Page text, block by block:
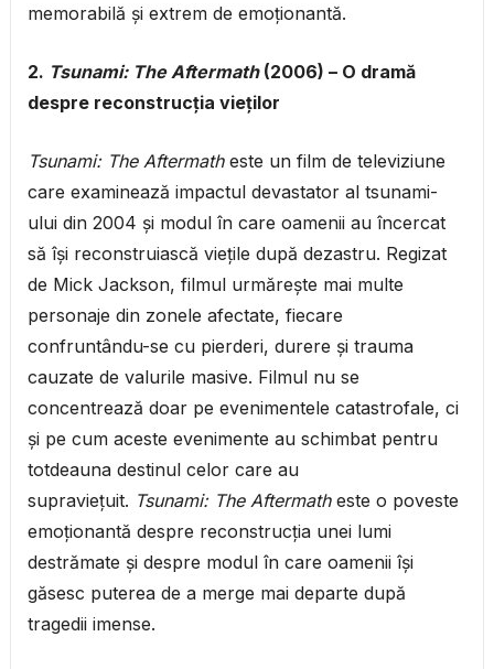
memorabilă și extrem de emoționantă.
2. Tsunami: The Aftermath(2006) – O dramă
despre reconstrucția vieților
Tsunami: The Aftermatheste un film de televiziune
care examinează impactul devastator al tsunami-
ului din 2004 și modul în care oamenii au încercat
să își reconstruiască viețile după dezastru. Regizat
de Mick Jackson, filmul urmărește mai multe
personaje din zonele afectate, fiecare
confruntându-se cu pierderi, durere și trauma
cauzate de valurile masive. Filmul nu se
concentrează doar pe evenimentele catastrofale, ci
și pe cum aceste evenimente au schimbat pentru
totdeauna destinul celor care au
supraviețuit. Tsunami: The Aftermatheste o poveste
emoționantă despre reconstrucția unei lumi
destrămate și despre modul în care oamenii își
găsesc puterea de a merge mai departe după
tragedii imense.